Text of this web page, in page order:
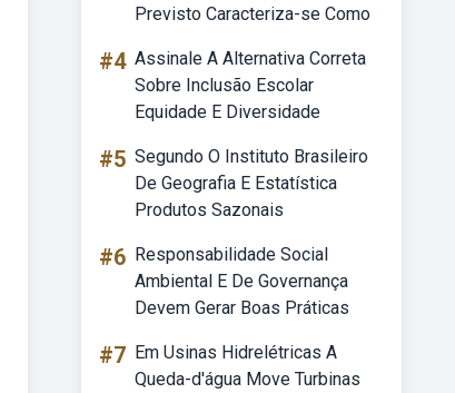
Previsto Caracteriza-se Como
#4 Assinale A Alternativa Correta
Sobre Inclusão Escolar
Equidade E Diversidade
#5 Segundo O Instituto Brasileiro
De Geografia E Estatística
Produtos Sazonais
#6 Responsabilidade Social
Ambiental E De Governança
Devem Gerar Boas Práticas
#7 Em Usinas Hidrelétricas A
Queda-d'água Move Turbinas